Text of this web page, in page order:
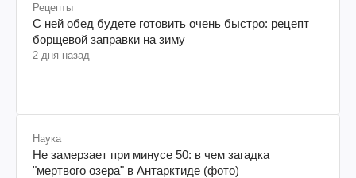
Рецепты
С ней обед будете готовить очень быстро: рецепт
борщевой заправки на зиму
2 дня назад
Наука
Не замерзает при минусе 50: в чем загадка
"мертвого озера" в Антарктиде (фото)